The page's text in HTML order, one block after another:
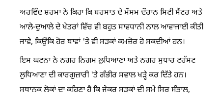
ਅਰਵਿੰਦ ਸ਼ਰਮਾ ਨੇ ਕਿਹਾ ਕਿ ਬਰਸਾਤ ਦੇ ਮੌਸਮ ਦੌਰਾਨ ਸਿਟੀ ਸੈਂਟਰ ਅਤੇ
ਆਲੇ-ਦੁਆਲੇ ਦੇ ਖੇਤਰਾਂ ਵਿੱਚ ਵੀ ਬਹੁਤ ਸਾਵਧਾਨੀ ਨਾਲ ਆਵਾਜਾਈ ਕੀਤੀ
ਜਾਵੇ, ਕਿਉਂਕਿ ਹੋਰ ਥਾਵਾਂ 'ਤੇ ਵੀ ਸੜਕਾਂ ਕਮਜ਼ੋਰ ਹੋ ਸਕਦੀਆਂ ਹਨ।
ਇਸ ਘਟਨਾ ਨੇ ਨਗਰ ਨਿਗਮ ਲੁਧਿਆਣਾ ਅਤੇ ਨਗਰ ਸੁਧਾਰ ਟਰੱਸਟ
ਲੁਧਿਆਣਾ ਦੀ ਕਾਰਗੁਜ਼ਾਰੀ 'ਤੇ ਗੰਭੀਰ ਸਵਾਲ ਖੜ੍ਹੇ ਕਰ ਦਿੱਤੇ ਹਨ।
ਸਥਾਨਕ ਲੋਕਾਂ ਦਾ ਕਹਿਣਾ ਹੈ ਕਿ ਜੇਕਰ ਸੜਕਾਂ ਦੀ ਸਮੇਂ ਸਿਰ ਸੰਭਾਲ,